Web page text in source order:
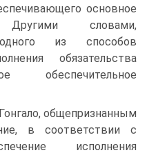
основное
Другими словами,
одного из способов
обязательства
обеспечительное
общепризнанным
в соответствии с
исполнения